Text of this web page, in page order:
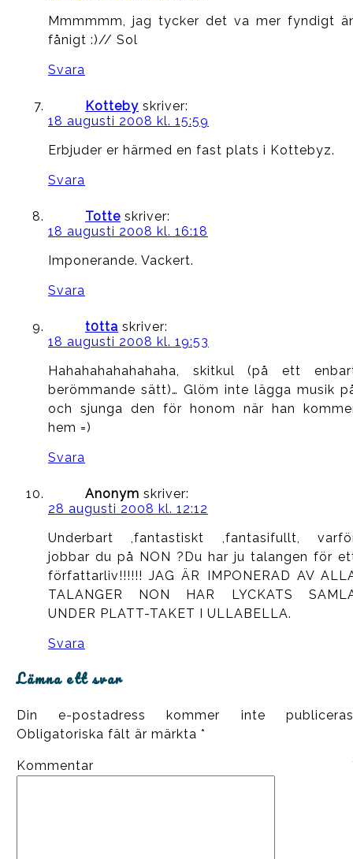
Mmmmmm, jag tycker det va mer fyndigt
fånigt :)// Sol
Svara
Kotteby skriver:
18 augusti 2008 kl. 15:59
Erbjuder er härmed en fast plats i Kottebyz.
Svara
Totte skriver:
18 augusti 2008 kl. 16:18
Imponerande. Vackert.
Svara
t0tta skriver:
18 augusti 2008 kl. 19:53
Hahahahahahahaha, skitkul (på ett
berömmande sätt)… Glöm inte lägga musik
och sjunga den för honom när han
hem =)
Svara
Anonym skriver:
28 augusti 2008 kl. 12:12
Underbart ,fantastiskt ,fantasifullt,
jobbar du på NON ?Du har ju talangen för
författarliv!!!!!! JAG ÄR IMPONERAD AV
TALANGER NON HAR LYCKATS
UNDER PLATT-TAKET I ULLABELLA.
Svara
Lämna ett svar
Din e-postadress kommer inte
Obligatoriska fält är märkta *
Kommentar